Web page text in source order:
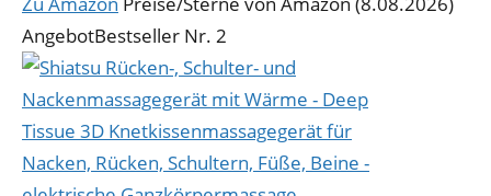
AngebotBestseller Nr. 2